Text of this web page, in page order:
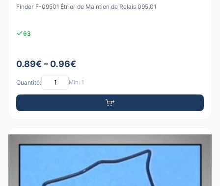
Finder F-09501 Étrier de Maintien de Relais 095.01
63
0.89€ – 0.96€
Quantité: Min: 1